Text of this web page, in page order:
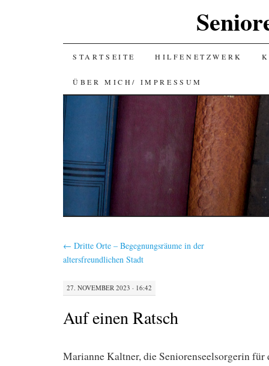
SKIP
TO
CONTENT
STARTSEITE HILFENETZWERK
ÜBER MICH/ IMPRESSUM
← Dritte Orte – Begegnungsräume in der
altersfreundlichen Stadt
27. NOVEMBER 2023 · 16:42
Auf einen Ratsch
Marianne Kaltner, die Seniorenseelsorgerin für